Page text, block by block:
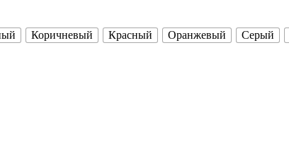
Коричневый Красный Оранжевый Серый